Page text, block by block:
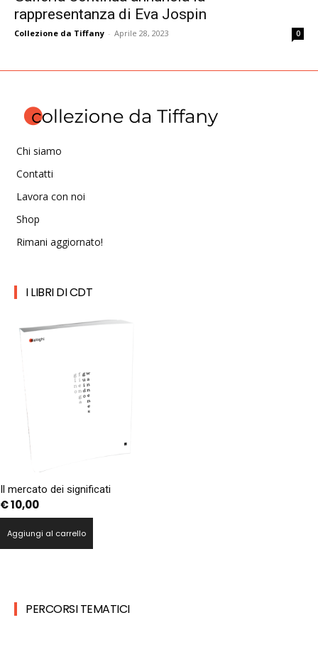
rappresentanza di Eva Jospin
Collezione da Tiffany - Aprile 28, 2023 0
Chi siamo
Contatti
Lavora con noi
Shop
Rimani aggiornato!
I LIBRI DI CDT
Il mercato dei significati
€10,00
Aggiungi al carrello
PERCORSI TEMATICI